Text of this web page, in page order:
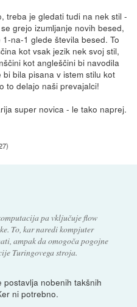
treba je gledati tudi na nek stil -
grejo izumljanje novih besed,
na-1 glede števila besed. To
kot vsak jezik nek svoj stil,
kot angleščini bi navodila
bila pisana v istem stilu kot
to delajo naši prevajalci!
super novica - le tako naprej.
)
pa vključuje flow
To, kar naredi kompjuter
ampak da omogoča pogojne
Turingovega stroja.
nobenih takšnih
ni potrebno.